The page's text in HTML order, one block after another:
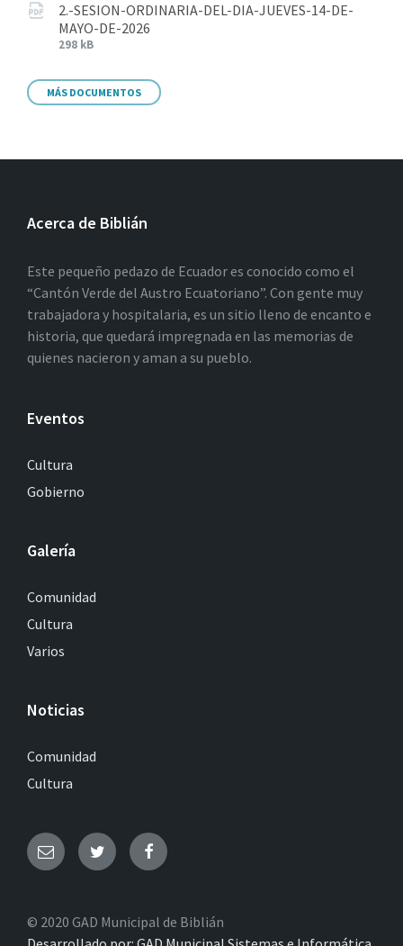
2.-SESION-ORDINARIA-DEL-DIA-JUEVES-14-DE-
MAYO-DE-2026
298 kB
MÁS DOCUMENTOS
Acerca de Biblián
Este pequeño pedazo de Ecuador es conocido como el
“Cantón Verde del Austro Ecuatoriano”. Con gente muy
trabajadora y hospitalaria, es un sitio lleno de encanto e
historia, que quedará impregnada en las memorias de
quienes nacieron y aman a su pueblo.
Eventos
Cultura
Gobierno
Galería
Comunidad
Cultura
Varios
Noticias
Comunidad
Cultura
© 2020 GAD Municipal de Biblián